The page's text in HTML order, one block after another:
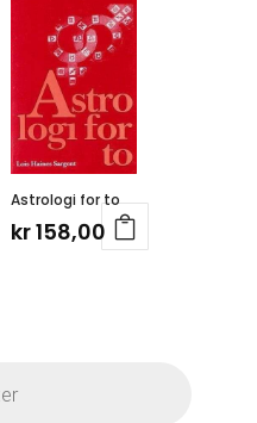
Astrologi for to
kr158,00